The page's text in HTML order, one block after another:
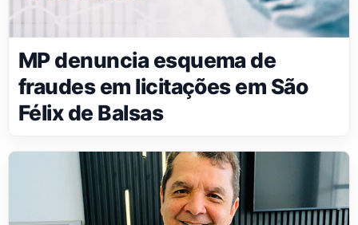
MP denuncia esquema de
fraudes em licitações em São
Félix de Balsas